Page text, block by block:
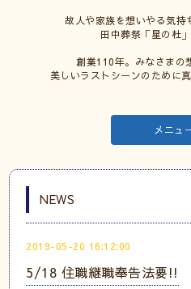
故人や家族を想いやる気持
田中葬祭「星の杜
創業110年。みなさまの
美しいラストシーンのために
メニュ
NEWS
2019-05-20 16:12:00
5/18 住職継職奉告法要!!